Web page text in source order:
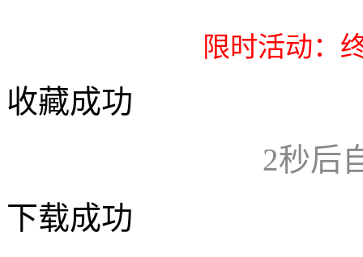
限时活动：
收藏成功
2秒后
下载成功